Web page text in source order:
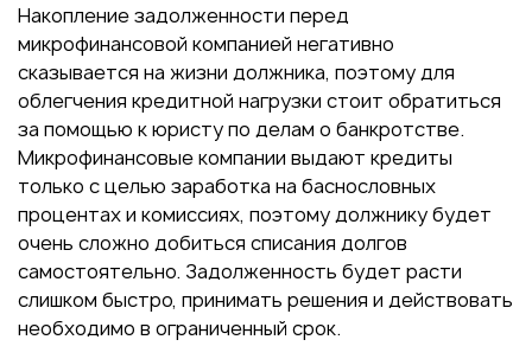
Накопление задолженности перед
микрофинансовой компанией негативно
сказывается на жизни должника, поэтому для
облегчения кредитной нагрузки стоит обратиться
за помощью к юристу по делам о банкротстве.
Микрофинансовые компании выдают кредиты
только с целью заработка на баснословных
процентах и комиссиях, поэтому должнику будет
очень сложно добиться списания долгов
самостоятельно. Задолженность будет расти
слишком быстро, принимать решения и действовать
необходимо в ограниченный срок.